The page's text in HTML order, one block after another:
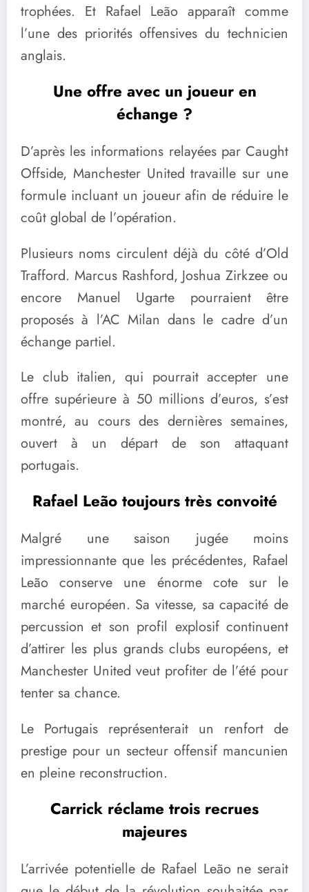
trophées. Et Rafael Leão apparaît comme
l’une des priorités offensives du technicien
anglais.
Une offre avec un joueur en
échange ?
D’après les informations relayées par Caught
Offside, Manchester United travaille sur une
formule incluant un joueur afin de réduire le
coût global de l’opération.
Plusieurs noms circulent déjà du côté d’Old
Trafford. Marcus Rashford, Joshua Zirkzee ou
encore Manuel Ugarte pourraient être
proposés à l’AC Milan dans le cadre d’un
échange partiel.
Le club italien, qui pourrait accepter une
offre supérieure à 50 millions d’euros, s’est
montré, au cours des dernières semaines,
ouvert à un départ de son attaquant
portugais.
Rafael Leão toujours très convoité
Malgré une saison jugée moins
impressionnante que les précédentes, Rafael
Leão conserve une énorme cote sur le
marché européen. Sa vitesse, sa capacité de
percussion et son profil explosif continuent
d’attirer les plus grands clubs européens, et
Manchester United veut profiter de l’été pour
tenter sa chance.
Le Portugais représenterait un renfort de
prestige pour un secteur offensif mancunien
en pleine reconstruction.
Carrick réclame trois recrues
majeures
L’arrivée potentielle de Rafael Leão ne serait